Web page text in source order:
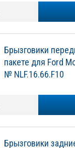
Брызговики
пакете для Ford
№ NLF.16.66.F10
Брызговики